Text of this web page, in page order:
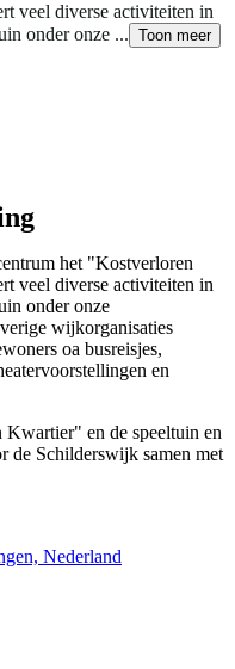
veel diverse activiteiten in
onder onze ... Toon meer
het "Kostverloren
veel diverse activiteiten in
onder onze
wijkorganisaties
oa busreisjes,
en
en de speeltuin en
de Schilderswijk samen met
Nederland